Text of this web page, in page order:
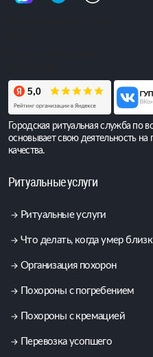
Городская ритуальная служба по
основывает свою деятельность на
качества.
Ритуальные услуги
Ритуальные услуги
Что делать, когда умер
Организация похорон
Похороны с погребением
Похороны с кремацией
Перевозка усопшего